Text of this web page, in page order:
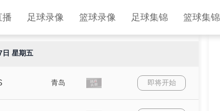
播 足球录像 篮球录像 足球集锦 篮球集锦
日 星期五
青岛 即将开始